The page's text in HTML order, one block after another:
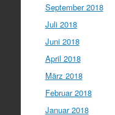
September 2018
Juli 2018
Juni 2018
April 2018
März 2018
Februar 2018
Januar 2018